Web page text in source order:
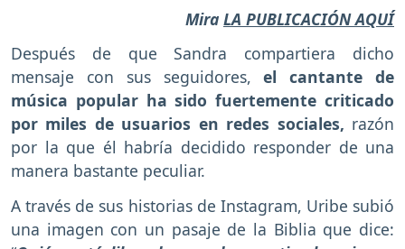
Mira LA PUBLICACIÓN AQUÍ
Después de que Sandra compartiera dicho
mensaje con sus seguidores,el cantante de
música popular ha sido fuertemente criticado
por miles de usuarios en redes sociales, razón
por la que él habría decidido responder de una
manera bastante peculiar.
A través de sus historias de Instagram, Uribe subió
una imagen con un pasaje de la Biblia que dice: